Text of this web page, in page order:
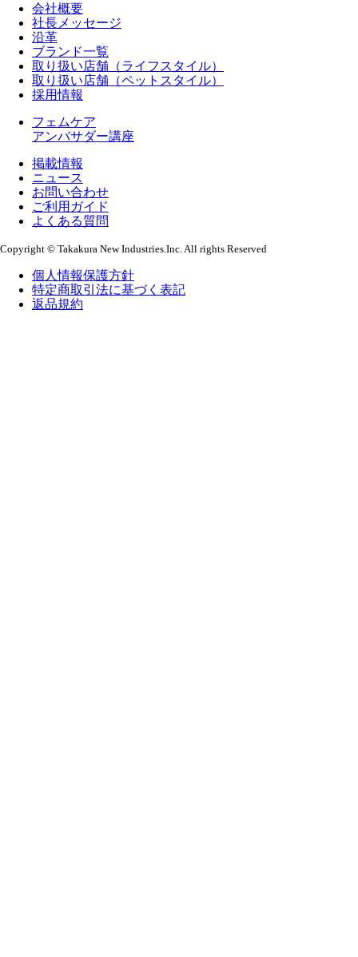
会社概要
社長メッセージ
沿革
ブランド一覧
取り扱い店舗（ライフスタイル）
取り扱い店舗（ペットスタイル）
採用情報
フェムケア
アンバサダー講座
掲載情報
ニュース
お問い合わせ
ご利用ガイド
よくある質問
Copyright © Takakura New Industries.Inc. All rights Reserved
個人情報保護方針
特定商取引法に基づく表記
返品規約